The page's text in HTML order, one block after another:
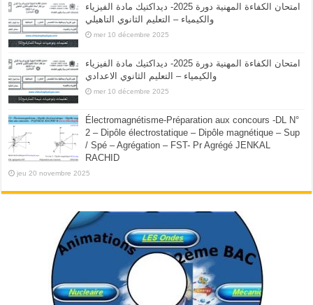
امتحان الكفاءة المهنية دورة 2025- ديداكتيك مادة الفيزياء
والكيمياء – التعليم الثانوي التاهيلي
mer 10 décembre 2025
امتحان الكفاءة المهنية دورة 2025- ديداكتيك مادة الفيزياء
والكيمياء – التعليم الثانوي الاعدادي
mer 10 décembre 2025
Électromagnétisme-Préparation aux concours -DL N°
2 – Dipôle électrostatique – Dipôle magnétique – Sup
/ Spé – Agrégation – FST- Pr Agrégé JENKAL
RACHID
jeu 20 novembre 2025